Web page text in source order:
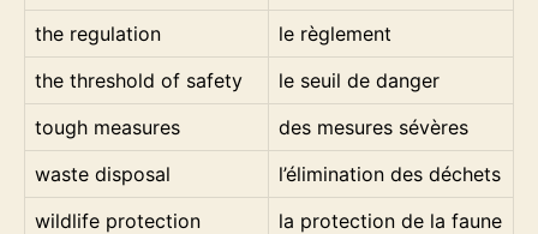
the regulation
le règlement
the threshold of safety
le seuil de danger
tough measures
des mesures sévères
waste disposal
l’élimination des déchets
wildlife protection
la protection de la faune